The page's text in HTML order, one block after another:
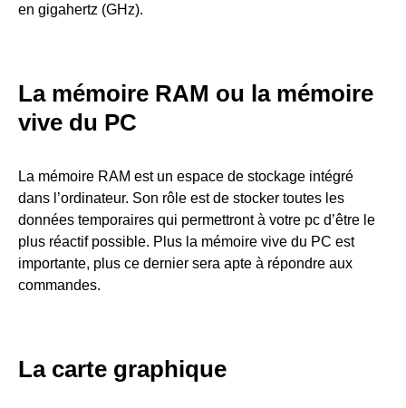
en gigahertz (GHz).
La mémoire RAM ou la mémoire
vive du PC
La mémoire RAM est un espace de stockage intégré
dans l’ordinateur. Son rôle est de stocker toutes les
données temporaires qui permettront à votre pc d’être le
plus réactif possible. Plus la mémoire vive du PC est
importante, plus ce dernier sera apte à répondre aux
commandes.
La carte graphique